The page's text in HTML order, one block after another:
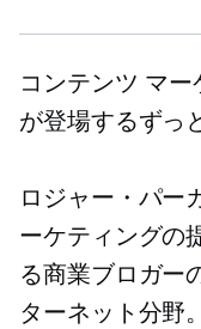
コンテンツ マ
が登場するずっ
ロジャー・パー
ーケティングの
る商業ブロガー
ターネット分野